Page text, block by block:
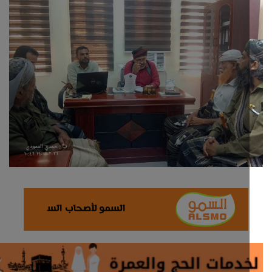
ثقافة وفن
اقتصاد
التقارير والحوارات
مؤسسة حدث اليوم
الطقس
العالمية
تكنولوجيا وسيارات